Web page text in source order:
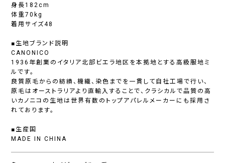
身長182cm
体重70kg
着用サイズ48
■生地ブランド説明
CANONICO
1936年創業のイタリア北部ビエラ地区を本拠地とする高級服地ミ
ルです。
良質原毛からの紡績、機織、染色までを一貫して自社工場で行い、
原毛はオーストラリアより直輸入することで、クラシカルで品質の高
いカノニコの生地は世界有数のトップアパレルメーカーにも採用さ
れております。
■生産国
MADE IN CHINA